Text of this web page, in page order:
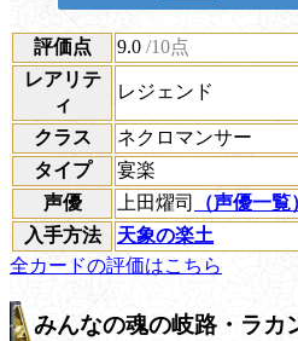
評価点 9.0 /10点
レアリテ
ィ
レジェンド
クラス
ネクロマンサー
タイプ
宴楽
声優
上田燿司
（声優一覧
入手方法
天象の楽土
全カードの評価はこちら
みんなの魂の岐路・ラカ